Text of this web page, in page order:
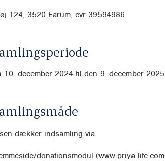
124, 3520 Farum, cvr 39594986
10. december 2024 til den 9. december
dækker indsamling via
donationsmodul (www.priya-